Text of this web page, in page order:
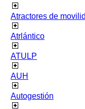
Atractores de
Atrlántico
ATULP
AUH
Autogestión